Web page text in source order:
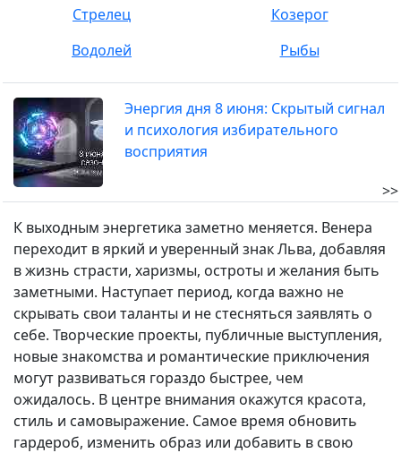
Стрелец
Козерог
Водолей
Рыбы
Энергия дня 8 июня: Скрытый сигнал
и психология избирательного
восприятия
>>
К выходным энергетика заметно меняется. Венера
переходит в яркий и уверенный знак Льва, добавляя
в жизнь страсти, харизмы, остроты и желания быть
заметными. Наступает период, когда важно не
скрывать свои таланты и не стесняться заявлять о
себе. Творческие проекты, публичные выступления,
новые знакомства и романтические приключения
могут развиваться гораздо быстрее, чем
ожидалось. В центре внимания окажутся красота,
стиль и самовыражение. Самое время обновить
гардероб, изменить образ или добавить в свою